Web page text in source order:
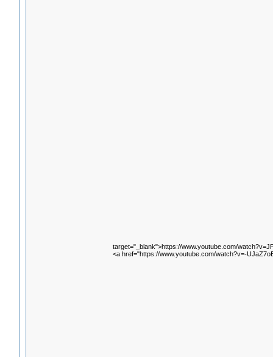
target="_blank">https://www.youtube.com/
<a href="https://www.youtube.com/watch?v=-